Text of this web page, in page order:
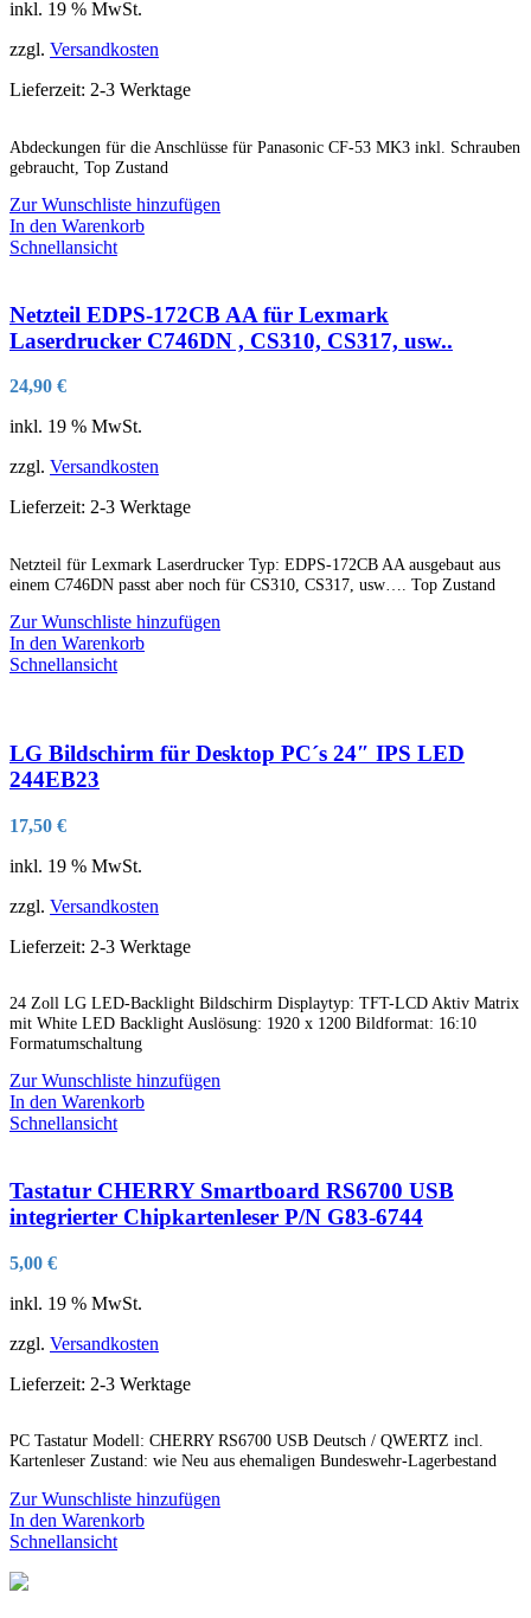
gewählt
werden
inkl. 19 % MwSt.
zzgl. Versandkosten
Lieferzeit: 2-3 Werktage
Abdeckungen für die Anschlüsse für Panasonic CF-53 MK3 inkl. Schrauben
gebraucht, Top Zustand
Zur Wunschliste hinzufügen
In den Warenkorb
Schnellansicht
Netzteil EDPS-172CB AA für Lexmark
Laserdrucker C746DN , CS310, CS317, usw..
24,90 €
inkl. 19 % MwSt.
zzgl. Versandkosten
Lieferzeit: 2-3 Werktage
Netzteil für Lexmark Laserdrucker Typ: EDPS-172CB AA ausgebaut aus
einem C746DN passt aber noch für CS310, CS317, usw…. Top Zustand
Zur Wunschliste hinzufügen
In den Warenkorb
Schnellansicht
LG Bildschirm für Desktop PC´s 24″ IPS LED
244EB23
17,50 €
inkl. 19 % MwSt.
zzgl. Versandkosten
Lieferzeit: 2-3 Werktage
24 Zoll LG LED-Backlight Bildschirm Displaytyp: TFT-LCD Aktiv Matrix
mit White LED Backlight Auslösung: 1920 x 1200 Bildformat: 16:10
Formatumschaltung
Zur Wunschliste hinzufügen
In den Warenkorb
Schnellansicht
Tastatur CHERRY Smartboard RS6700 USB
integrierter Chipkartenleser P/N G83-6744
5,00 €
inkl. 19 % MwSt.
zzgl. Versandkosten
Lieferzeit: 2-3 Werktage
PC Tastatur Modell: CHERRY RS6700 USB Deutsch / QWERTZ incl.
Kartenleser Zustand: wie Neu aus ehemaligen Bundeswehr-Lagerbestand
Zur Wunschliste hinzufügen
In den Warenkorb
Schnellansicht